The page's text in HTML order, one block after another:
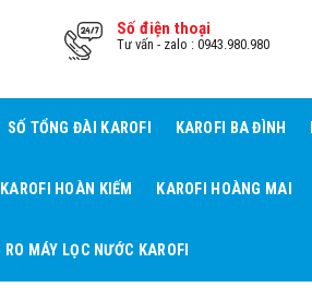
Số điện thoại
Tư vấn - zalo : 0943.980.980
SỐ TỔNG ĐÀI KAROFI KAROFI BA ĐÌNH
KAROFI HOÀN KIẾM KAROFI HOÀNG MAI
RO MÁY LỌC NƯỚC KAROFI